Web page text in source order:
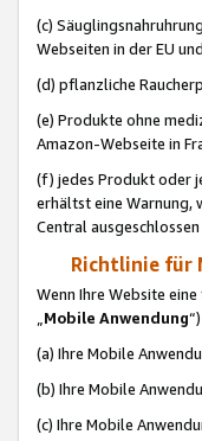
(c)
Webseiten in der EU
(d) pflanzliche
(e) Produkte ohne
Amazon-Webseite in
(f) jedes Produkt oder
erhältst eine Warnung,
Central ausgeschlossen
Richtlinie für
Wenn Ihre Website
„Mobile Anwendung
(a) Ihre Mobile
(b) Ihre Mobile
(c) Ihre Mobile